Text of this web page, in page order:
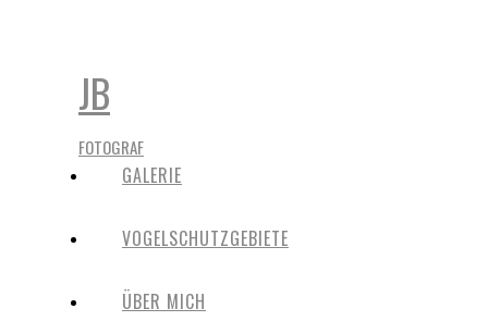
JB
FOTOGRAF
GALERIE
VOGELSCHUTZGEBIETE
ÜBER MICH